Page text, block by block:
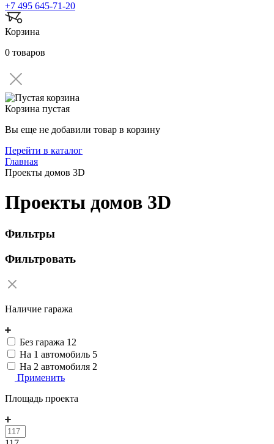
+7 495 645-71-20
Корзина
0 товаров
Корзина пустая
Вы еще не добавили товар в корзину
Перейти в каталог
Главная
Проекты домов 3D
Проекты домов 3D
Фильтры
Фильтровать
Наличие гаража
Без гаража 12
На 1 автомобиль 5
На 2 автомобиля 2
Применить
Площадь проекта